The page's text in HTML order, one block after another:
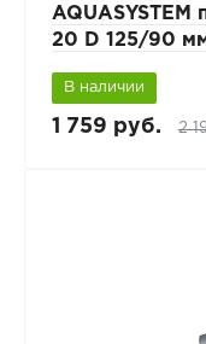
AQUASYSTEM
20 D 125/90
В наличии
1 759 руб. 2